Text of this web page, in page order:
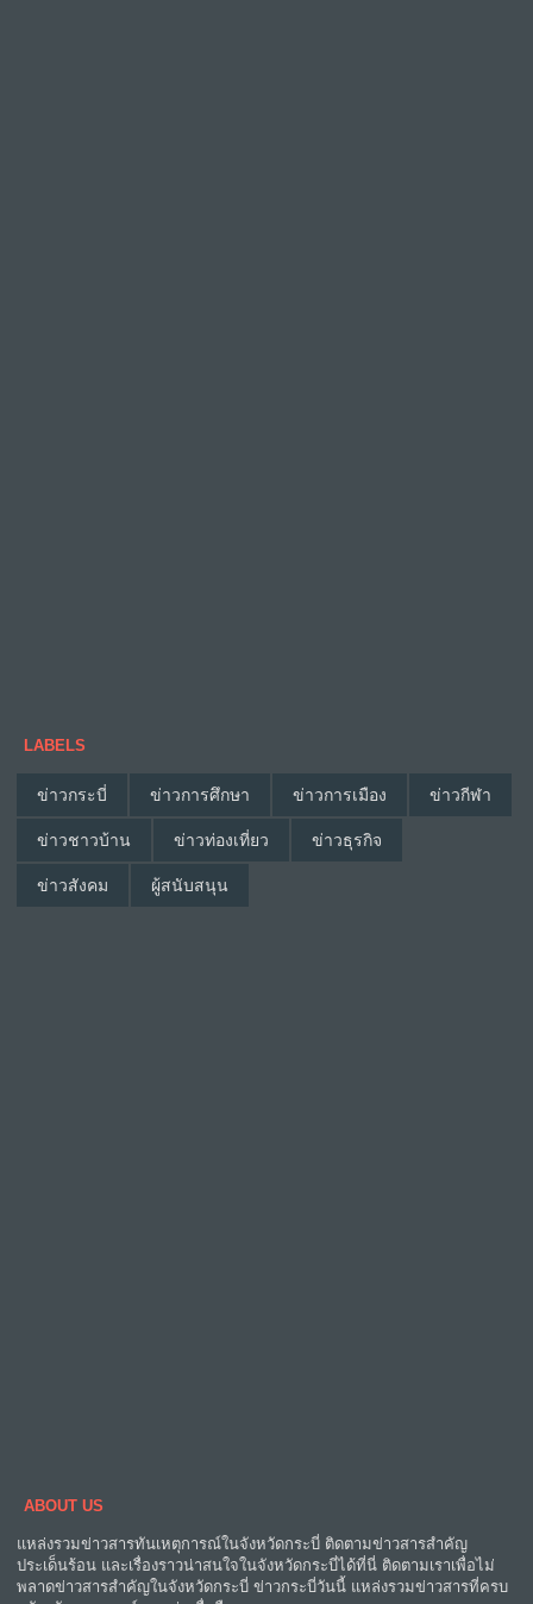
LABELS
ข่าวกระบี่ ข่าวการศึกษา ข่าวการเมือง ข่าวกีฬา
ข่าวชาวบ้าน ข่าวท่องเที่ยว ข่าวธุรกิจ
ข่าวสังคม ผู้สนับสนุน
ABOUT US
แหล่งรวมข่าวสารทันเหตุการณ์ในจังหวัดกระบี่ ติดตามข่าวสารสำคัญ
ประเด็นร้อน และเรื่องราวน่าสนใจในจังหวัดกระบี่ได้ที่นี่ ติดตามเราเพื่อไม่
พลาดข่าวสารสำคัญในจังหวัดกระบี่ ข่าวกระบี่วันนี้ แหล่งรวมข่าวสารที่ครบ